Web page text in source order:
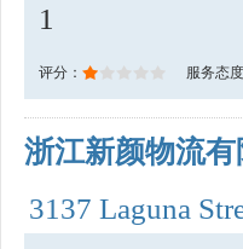
1
评分： 服务态度
浙江新颜物流有
3137 Laguna